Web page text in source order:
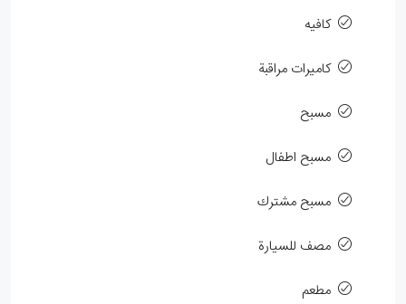
كافيه
كاميرات مراقبة
مسبح
مسبح اطفال
مسبح مشترك
مصف للسيارة
مطعم